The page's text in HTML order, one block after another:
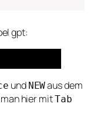
gpt:
und NEWaus dem
hier mitTab